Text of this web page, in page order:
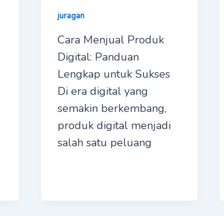
juragan
Cara Menjual Produk
Digital: Panduan
Lengkap untuk Sukses
Di era digital yang
semakin berkembang,
produk digital menjadi
salah satu peluang